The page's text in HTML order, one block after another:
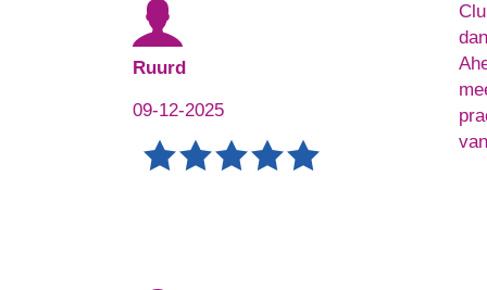
Ruurd
09-12-2025